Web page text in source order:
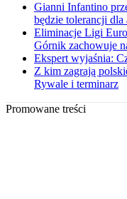
Gianni Infantino
będzie tolerancji dla
Eliminacje Ligi
Górnik zachowuje
Ekspert wyjaśnia:
Z kim zagrają
Rywale i terminarz
Promowane treści